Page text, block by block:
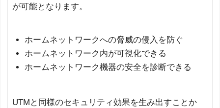
が可能となります。
ホームネットワークへの脅威の侵入を防ぐ
ホームネットワーク内が可視化できる
ホームネットワーク機器の安全を診断できる
UTMと同様のセキュリティ効果を生み出すことか